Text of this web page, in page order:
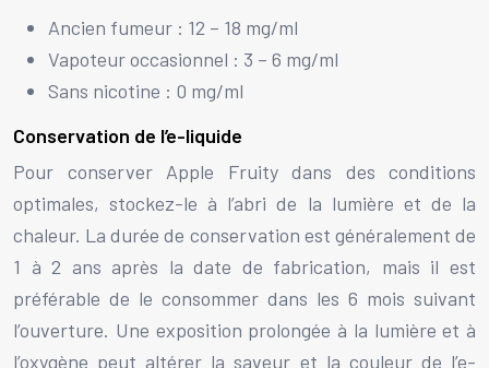
Ancien fumeur : 12 – 18 mg/ml
Vapoteur occasionnel : 3 – 6 mg/ml
Sans nicotine : 0 mg/ml
Conservation de l’e-liquide
Pour conserver Apple Fruity dans des conditions
optimales, stockez-le à l’abri de la lumière et de la
chaleur. La durée de conservation est généralement de
1 à 2 ans après la date de fabrication, mais il est
préférable de le consommer dans les 6 mois suivant
l’ouverture. Une exposition prolongée à la lumière et à
l’oxygène peut altérer la saveur et la couleur de l’e-